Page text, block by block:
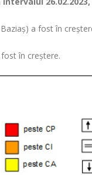
a fost în
în creștere.